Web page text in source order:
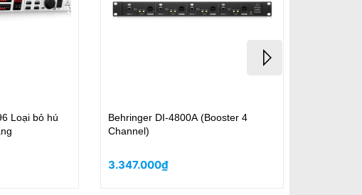
Behringer DI800 (Di - Stage Box -
Monitor In-ear)